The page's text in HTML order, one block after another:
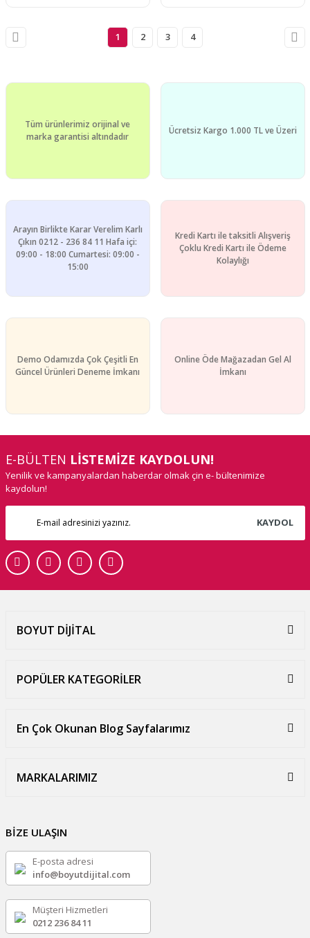
1 2 3 4
Tüm ürünlerimiz orijinal ve
marka garantisi altındadır
Ücretsiz Kargo 1.000 TL ve Üzeri
Arayın Birlikte Karar Verelim Karlı
Çıkın 0212 - 236 84 11 Hafa içi:
09:00 - 18:00 Cumartesi: 09:00 -
15:00
Kredi Kartı ile taksitli Alışveriş
Çoklu Kredi Kartı ile Ödeme
Kolaylığı
Demo Odamızda Çok Çeşitli En
Güncel Ürünleri Deneme İmkanı
Online Öde Mağazadan Gel Al
İmkanı
E-BÜLTEN LİSTEMİZE KAYDOLUN!
Yenilik ve kampanyalardan haberdar olmak çin e- bültenimize
kaydolun!
KAYDOL
BOYUT DİJİTAL
POPÜLER KATEGORİLER
En Çok Okunan Blog Sayfalarımız
MARKALARIMIZ
BİZE ULAŞIN
E-posta adresi
info@boyutdijital.com
Müşteri Hizmetleri
0212 236 84 11